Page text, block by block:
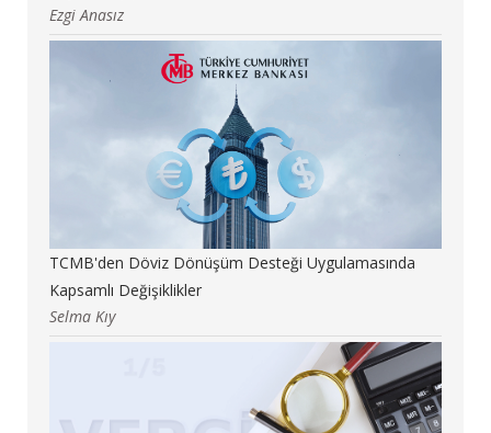
Ezgi Anasız
TCMB'den Döviz Dönüşüm Desteği Uygulamasında
Kapsamlı Değişiklikler
Selma Kıy